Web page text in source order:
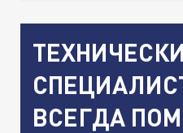
СПЕЦИАЛИСТ
ВСЕГДА